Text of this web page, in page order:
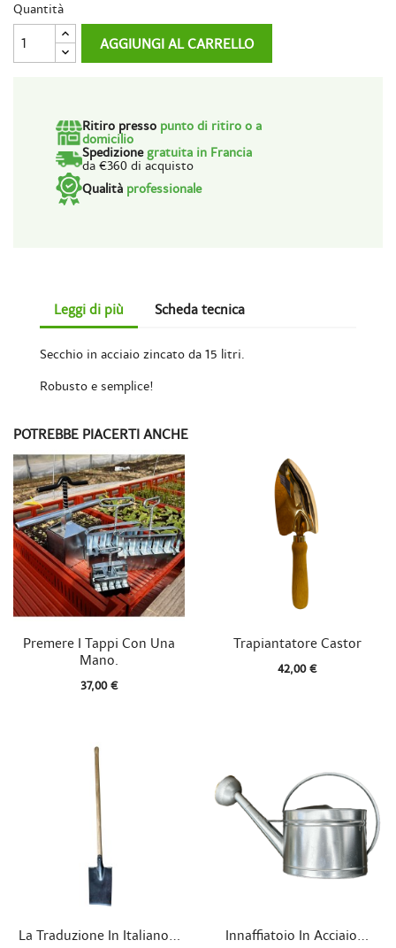
Quantità
AGGIUNGI AL CARRELLO
Ritiro presso punto di ritiro o a
domicilio
Spedizionegratuita in Francia
da €360 di acquisto
Qualità professionale
Leggi di più Scheda tecnica
Secchio in acciaio zincato da 15 litri.
Robusto e semplice!
POTREBBE PIACERTI ANCHE
Vista rapida
Premere I Tappi Con Una
Mano.
37,00 €
Vista rapida
Trapiantatore Castor
42,00 €
Vista rapida
La Traduzione In Italiano... Vista rapida
Innaffiatoio In Acciaio...